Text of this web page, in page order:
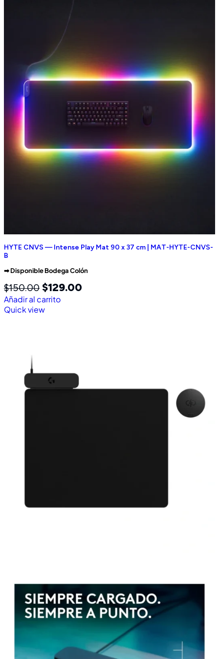
HYTE CNVS — Intense Play Mat 90 x 37 cm | MAT-HYTE-CNVS-
B
➡︎ Disponible Bodega Colón
$150.00 $129.00
Añadir al carrito
Quick view